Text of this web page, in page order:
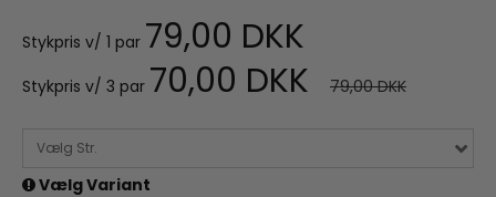
Stykpris v/ 1 par 79,00 DKK
Stykpris v/ 3 par 70,00 DKK 79,00 DKK
Vælg Str.
Vælg Variant